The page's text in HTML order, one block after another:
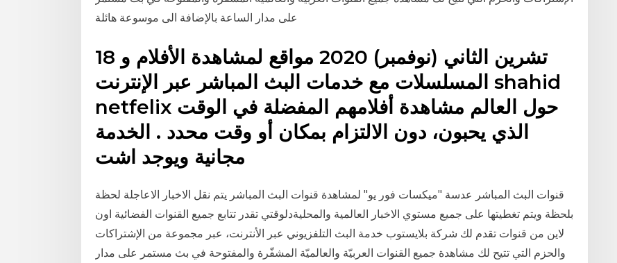
على مدار الساعة بالإضافة الى موسوعة هائلة
18 تشرين الثاني (نوفمبر) 2020 مواقع لمشاهدة الأفلام و
المسلسلات مع خدمات البث المباشر عبر الإنترنت shahid
netfelix حول العالم مشاهدة أفلامهم المفضلة في الوقت
الذي يحبون، دون الالتزام بمكان أو وقت محدد . الخدمة
مجانية ويوجد اشت
قنوات البث المباشر عدسة "ميكسات فور يو" لمشاهدة قنوات البث المباشر يتم نقل الاخبار الاعاجلة لحظة
بلحظة ويتم تغطيتها على جميع مستوي الاخبار العالمية والمحليةدلوقتي تقدر تتابع جميع القنوات الفضائية اون
لاين من قنوات تقدم لك شركة بلايستوب خدمة البث التلفزيوني عبر الأنترنت، عبر مجموعة من الإشتراكات
والحزم التي تتيح لك مشاهدة جميع القنوات العربيّة والعالميّة المشفّرة والمفتوحة في بث مستمر على مدار